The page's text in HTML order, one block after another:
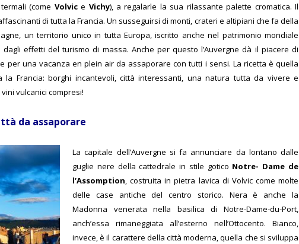
(come Volvice Vichy), a regalarle la sua rilassante palette cromatica. Il
di tutta la Francia. Un susseguirsi di monti, crateri e altipiani che fa della
un territorio unico in tutta Europa, iscritto anche nel patrimonio mondiale
dagli effetti del turismo di massa. Anche per questo l’Auvergne dà il piacere di
per una vacanza en plein air da assaporare con tutti i sensi. La ricetta è quella
la Francia: borghi incantevoli, città interessanti, una natura tutta da vivere e
vulcanici compresi!
da assaporare
La capitale dell’Auvergne si fa annunciare da lontano dalle
guglie nere della cattedrale in stile gotico Notre- Dame de
l’Assomption, costruita in pietra lavica di Volvic come molte
delle case antiche del centro storico. Nera è anche la
Madonna venerata nella basilica di Notre-Dame-du-Port,
anch’essa rimaneggiata all’esterno nell’Ottocento. Bianco,
invece, è il carattere della città moderna, quella che si sviluppa